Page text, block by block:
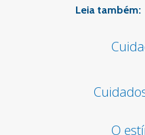
Leia também:
O